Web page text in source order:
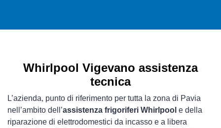
Whirlpool Vigevano assistenza
tecnica
L’azienda, punto di riferimento per tutta la zona di Pavia
nell’ambito dell’assistenza frigoriferi Whirlpool e della
riparazione di elettrodomestici da incasso e a libera